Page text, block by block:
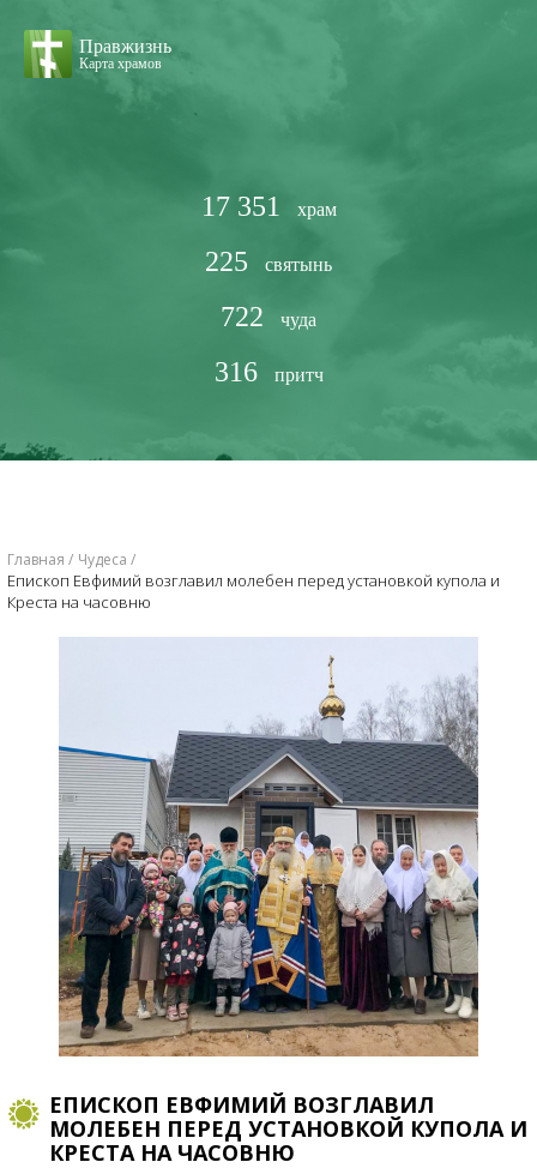
Правжизнь
Карта храмов
17 351 храм
225 святынь
722 чуда
316 притч
Главная Чудеса
Епископ Евфимий возглавил молебен перед установкой купола и
Креста на часовню
ЕПИСКОП ЕВФИМИЙ ВОЗГЛАВИЛ
МОЛЕБЕН ПЕРЕД УСТАНОВКОЙ КУПОЛА И
КРЕСТА НА ЧАСОВНЮ